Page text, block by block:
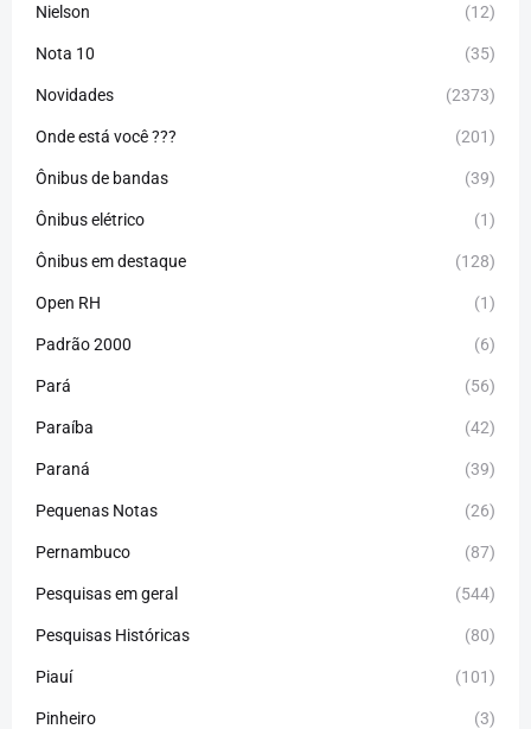
Nielson (12)
Nota 10 (35)
Novidades (2373)
Onde está você ??? (201)
Ônibus de bandas (39)
Ônibus elétrico (1)
Ônibus em destaque (128)
Open RH (1)
Padrão 2000 (6)
Pará (56)
Paraíba (42)
Paraná (39)
Pequenas Notas (26)
Pernambuco (87)
Pesquisas em geral (544)
Pesquisas Históricas (80)
Piauí (101)
Pinheiro (3)